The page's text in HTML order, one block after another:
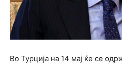
Во Турција на 14 мај ќе се